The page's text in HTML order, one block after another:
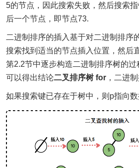
5的节点，因此搜索失败，然后搜索
后一个节点，即节点73.
二进制排序的插入基于对二进制排序
搜索找到适当的节点插入位置，然后
第2.2节中逐步构造二进制排序树的
可以得出结论二叉排序树 for ，二进
如果搜索键已存在于树中，则p指向